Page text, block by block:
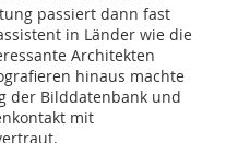
passiert dann fast
in Länder wie die
Architekten
hinaus machte
der Bilddatenbank und
mit